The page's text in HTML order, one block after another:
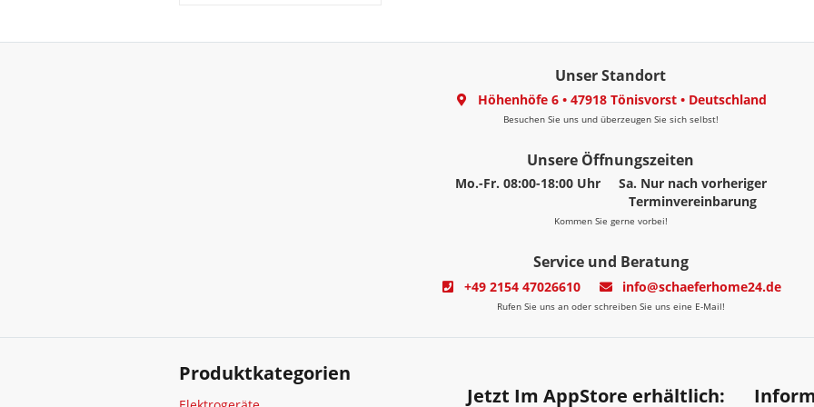
Unser Standort
Höhenhöfe 6• 47918 Tönisvorst• Deutschland
Besuchen Sie uns und überzeugen Sie sich selbst!
Unsere Öffnungszeiten
Mo.-Fr. 08:00-18:00 Uhr
Sa. Nur nach vorheriger
Terminvereinbarung
Kommen Sie gerne vorbei!
Service und Beratung
+49 2154 47026610 info@schaeferhome24.de
Rufen Sie uns an oder schreiben Sie uns eine E-Mail!
Produktkategorien
Jetzt Im AppStore erhältlich: